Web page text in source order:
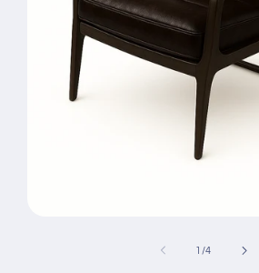
1 /din
4